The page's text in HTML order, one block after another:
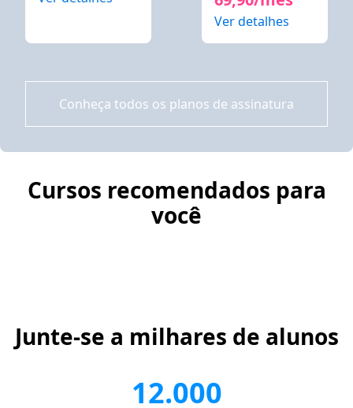
Ver detalhes
Conheça todos os planos de assinatura
Cursos recomendados para
você
Junte-se a milhares de alunos
12.000